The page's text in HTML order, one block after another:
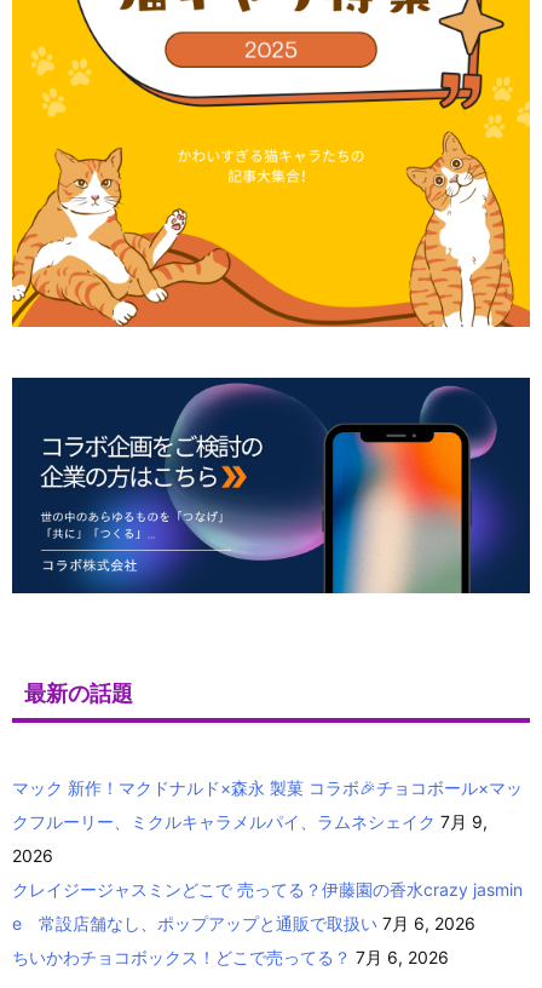
最新の話題
マック 新作！マクドナルド×森永 製菓 コラボ🎉チョコボール×マッ
クフルーリー、ミクルキャラメルパイ、ラムネシェイク 7月 9,
2026
クレイジージャスミンどこで 売ってる？伊藤園の香水crazy jasmin
e 常設店舗なし、ポップアップと通販で取扱い 7月 6, 2026
ちいかわチョコボックス！どこで売ってる？ 7月 6, 2026